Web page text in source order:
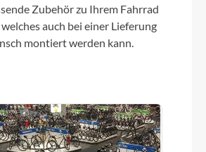
Zubehör zu Ihrem Fahrrad
auch bei einer Lieferung
montiert werden kann.